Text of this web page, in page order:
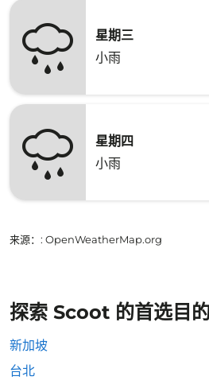
星期三
小雨
星期四
小雨
来源： : OpenWeatherMap.org
探索 Scoot 的首选目
新加坡
台北